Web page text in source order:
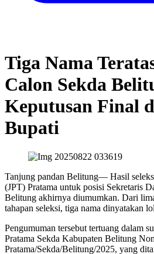
Tiga Nama
Calon Sekda
Keputusan Final
Bupati
Tanjung pandan Belitung— Hasil
(JPT) Pratama untuk posisi Sekretaris
Belitung akhirnya diumumkan. Dari
tahapan seleksi, tiga nama dinyatakan
Pengumuman tersebut tertuang dalam
Pratama Sekda Kabupaten Belitung
Pratama/Sekda/Belitung/2025, yang